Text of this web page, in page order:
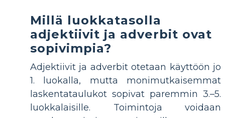
Millä luokkatasolla
adjektiivit ja adverbit ovat
sopivimpia?
Adjektiivit ja adverbit otetaan käyttöön jo
1. luokalla, mutta monimutkaisemmat
laskentataulukot sopivat paremmin 3.–5.
luokkalaisille. Toimintoja voidaan